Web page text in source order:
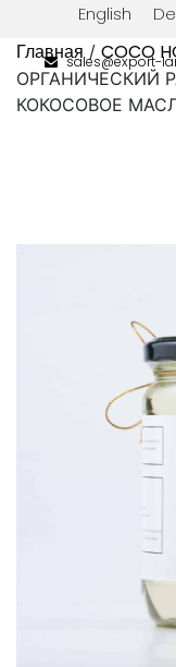
English
sales@export-
Главная/ COCO
ОРГАНИЧЕСКИЙ
КОКОСОВОЕ